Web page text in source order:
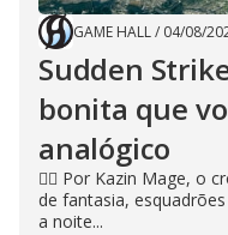
GAME HALL/ 04/08/
Sudden
bonita que
analógico
🧙‍♂️ Por Kazin Mage, o
de fantasia,
a noite...